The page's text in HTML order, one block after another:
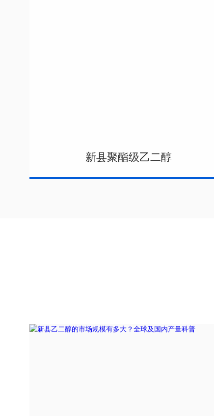
新县聚酯级乙二醇